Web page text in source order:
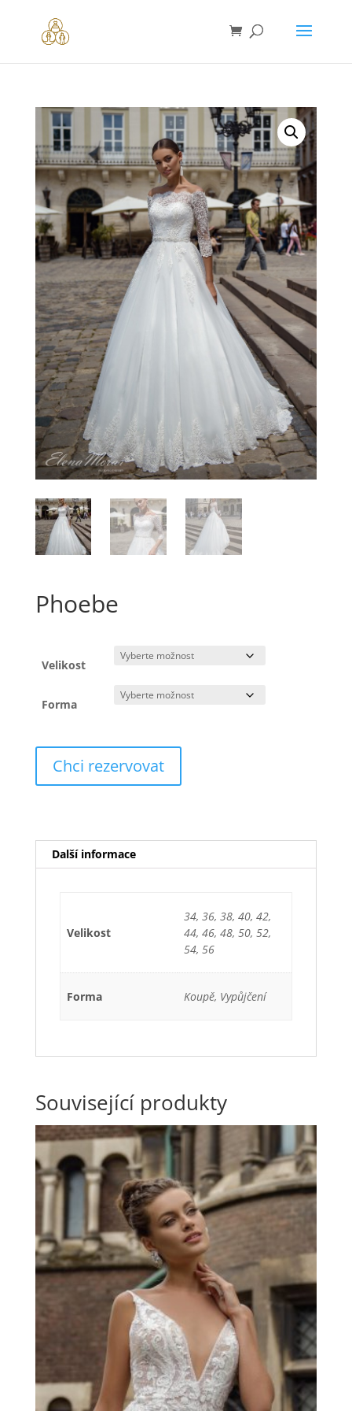
Phoebe
Velikost
Forma
Chci rezervovat
Další informace
Velikost
34, 36, 38, 40, 42,
44, 46, 48, 50, 52,
54, 56
Forma Koupě, Vypůjčení
Související produkty